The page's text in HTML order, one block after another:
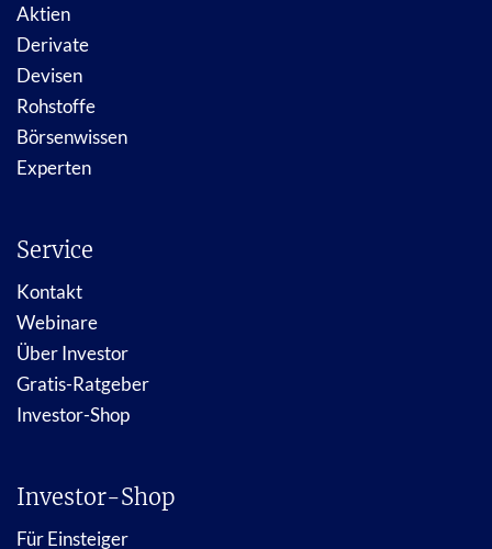
Aktien
Derivate
Devisen
Rohstoffe
Börsenwissen
Experten
Service
Kontakt
Webinare
Über Investor
Gratis-Ratgeber
Investor-Shop
Investor-Shop
Für Einsteiger